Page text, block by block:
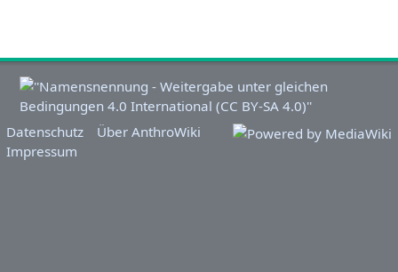
Datenschutz
Über AnthroWiki
Impressum